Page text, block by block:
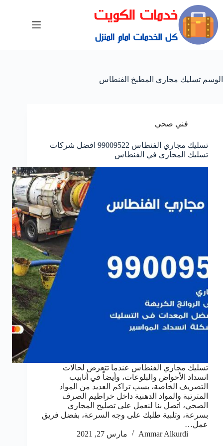
الوسم تسليك مجاري المطبخ الفنطاس
فني صحي
تسليك مجاري الفنطاس 99009522 افضل شركات
تسليك المجاري في الفنطاس
تسليك مجاري الفنطاس عندما تتعرض لحالات
انسداد الأحواض والبلوعات، وأيضاً في أنابيب
التصريف الخاصة، بسب تراكم العديد من المواد
المترتبة والمواد الدهنية داخل خراطيم الصرف
الصحي، اتصل بنا لنعمل على تصليح المجاري
بسرعة، وتلبية طلبك على وجه السرعة، بفضل فريق
عمل…
Ammar Alkurdi
مارس 27, 2021